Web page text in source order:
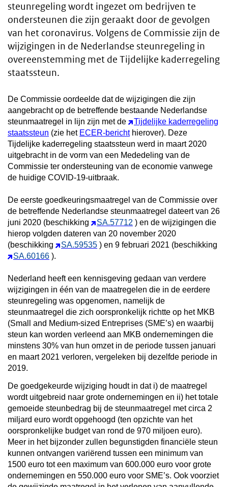
steunregeling wordt ingezet om bedrijven te
ondersteunen die zijn geraakt door de gevolgen
van het coronavirus. Volgens de Commissie zijn de
wijzigingen in de Nederlandse steunregeling in
overeenstemming met de Tijdelijke kaderregeling
staatssteun.
De Commissie oordeelde dat de wijzigingen die zijn
aangebracht op de betreffende bestaande Nederlandse
steunmaatregel in lijn zijn met de
Tijdelijke kaderregeling
staatssteun (zie het ECER-berichthierover). Deze
Tijdelijke kaderregeling staatssteun werd in maart 2020
uitgebracht in de vorm van een Mededeling van de
Commissie ter ondersteuning van de economie vanwege
de huidige COVID-19-uitbraak.
De eerste goedkeuringsmaatregel van de Commissie over
de betreffende Nederlandse steunmaatregel dateert van 26
juni 2020 (beschikking
SA.57712 ) en de wijzigingen die
hierop volgden dateren van 20 november 2020
(beschikking
SA.59535 ) en 9 februari 2021 (beschikking
SA.60166 ).
Nederland heeft een kennisgeving gedaan van verdere
wijzigingen in één van de maatregelen die in de eerdere
steunregeling was opgenomen, namelijk de
steunmaatregel die zich oorspronkelijk richtte op het MKB
(Small and Medium-sized Entreprises (SME’s) en waarbij
steun kan worden verleend aan MKB ondernemingen die
minstens 30% van hun omzet in de periode tussen januari
en maart 2021 verloren, vergeleken bij dezelfde periode in
2019.
De goedgekeurde wijziging houdt in dat i) de maatregel
wordt uitgebreid naar grote ondernemingen en ii) het totale
gemoeide steunbedrag bij de steunmaatregel met circa 2
miljard euro wordt opgehoogd (ten opzichte van het
oorspronkelijke budget van rond de 970 miljoen euro).
Meer in het bijzonder zullen begunstigden financiële steun
kunnen ontvangen variërend tussen een minimum van
1500 euro tot een maximum van 600.000 euro voor grote
ondernemingen en 550.000 euro voor SME’s. Ook voorziet